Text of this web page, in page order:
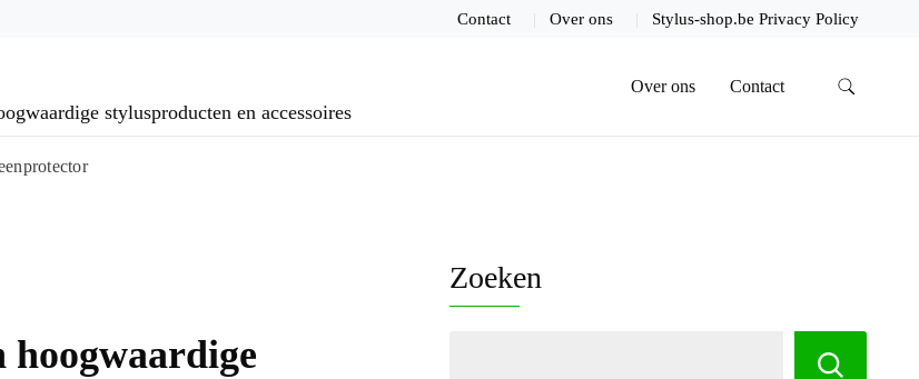
Contact Over ons Stylus-shop.be Privacy Policy
stylusproducten en accessoires
Over ons Contact
hoogwaardige
Zoeken